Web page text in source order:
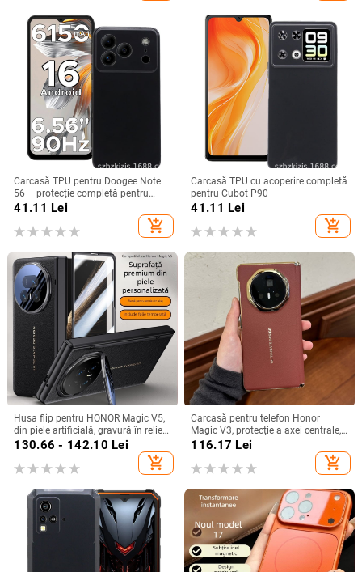
Carcasă TPU pentru Doogee Note
56 – protecție completă pentru
Note 56, Plus și Pro, realizată
41.11 Lei
add_shopping_cart
Carcasă TPU cu acoperire completă
pentru Cubot P90
41.11 Lei
add_shopping_cart
Husa flip pentru HONOR Magic V5,
din piele artificială, gravură în relief,
stil Ins, anti-cadere
130.66 - 142.10 Lei
add_shopping_cart
Carcasă pentru telefon Honor
Magic V3, protecție a axei centrale,
noul model Magic V5, husă ușoară
electroplacare, anti-cădere
116.17 Lei
add_shopping_cart